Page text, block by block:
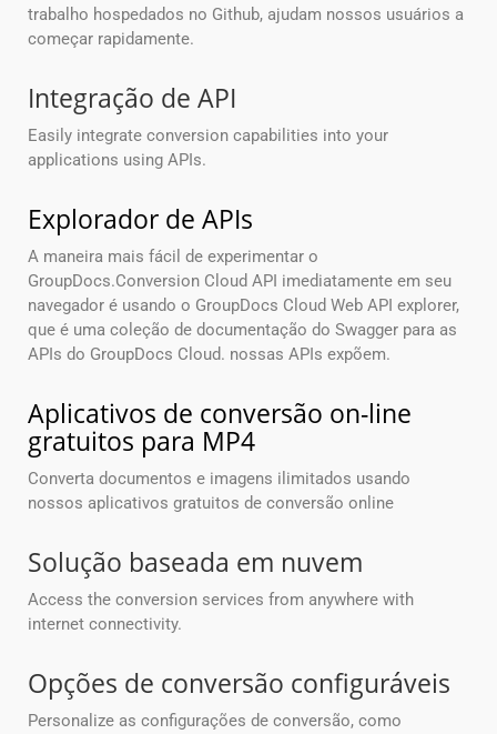
trabalho hospedados no Github, ajudam nossos usuários a
começar rapidamente.
Integração de API
Easily integrate conversion capabilities into your
applications using APIs.
Explorador de APIs
A maneira mais fácil de experimentar o
GroupDocs.Conversion Cloud API imediatamente em seu
navegador é usando o GroupDocs Cloud Web API explorer,
que é uma coleção de documentação do Swagger para as
APIs do GroupDocs Cloud. nossas APIs expõem.
Aplicativos de conversão on-line
gratuitos para MP4
Converta documentos e imagens ilimitados usando
nossos aplicativos gratuitos de conversão online
Solução baseada em nuvem
Access the conversion services from anywhere with
internet connectivity.
Opções de conversão configuráveis
Personalize as configurações de conversão, como